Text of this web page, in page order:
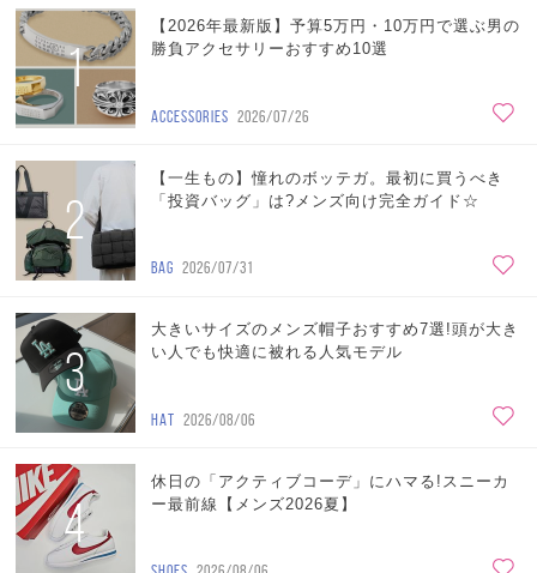
1
【2026年最新版】予算5万円・10万円で選ぶ男の
勝負アクセサリーおすすめ10選
ACCESSORIES 2026/07/26
2
【一生もの】憧れのボッテガ。最初に買うべき
「投資バッグ」は?メンズ向け完全ガイド☆
BAG 2026/07/31
3
大きいサイズのメンズ帽子おすすめ7選!頭が大き
い人でも快適に被れる人気モデル
HAT 2026/08/06
4
休日の「アクティブコーデ」にハマる!スニーカ
ー最前線【メンズ2026夏】